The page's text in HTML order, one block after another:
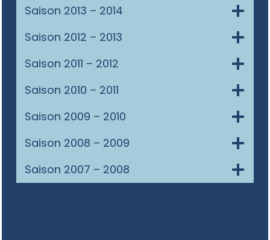
Saison 2013 – 2014
Saison 2012 – 2013
Saison 2011 – 2012
Saison 2010 – 2011
Saison 2009 – 2010
Saison 2008 – 2009
Saison 2007 – 2008